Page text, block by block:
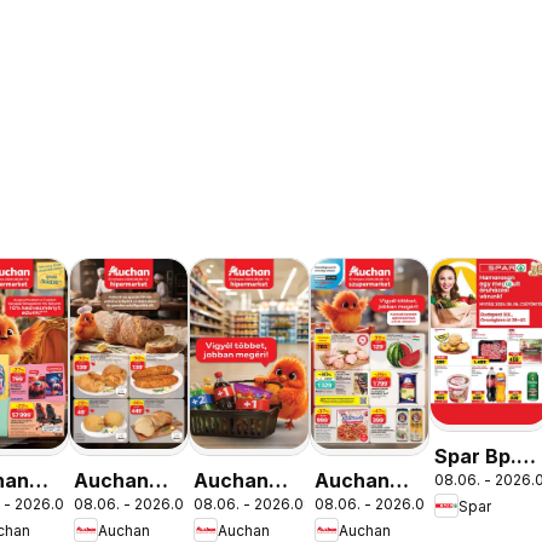
2026.08.19.
Auchan
Pékség
08.06. - 2026.08.12.
Auchan
Auchan
Mennyiségi
08.06. - 2026.08.19.
Auchan
Auchan
Szupermarket
08.06. - 2026.08.12.
Auchan
Spar Bp.
XIII.
Országbíró
08.06. -
Spar